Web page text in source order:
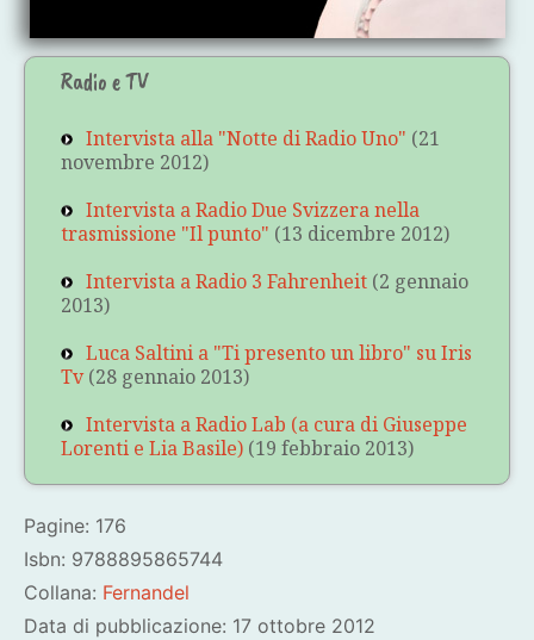
Radio e TV
Intervista alla "Notte di Radio Uno" (21
novembre 2012)
Intervista a Radio Due Svizzera nella
trasmissione "Il punto" (13 dicembre 2012)
Intervista a Radio 3 Fahrenheit (2 gennaio
2013)
Luca Saltini a "Ti presento un libro" su Iris
Tv(28 gennaio 2013)
Intervista a Radio Lab (a cura di Giuseppe
Lorenti e Lia Basile) (19 febbraio 2013)
Pagine: 176
Isbn: 9788895865744
Collana: Fernandel
Data di pubblicazione: 17 ottobre 2012